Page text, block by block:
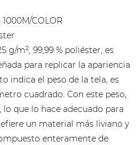
COLOR
g/m², 99,99 % poliéster, es
para replicar la apariencia
indica el peso de la tela, es
cuadrado. Con este peso,
que lo hace adecuado para
un material más liviano y
enteramente de